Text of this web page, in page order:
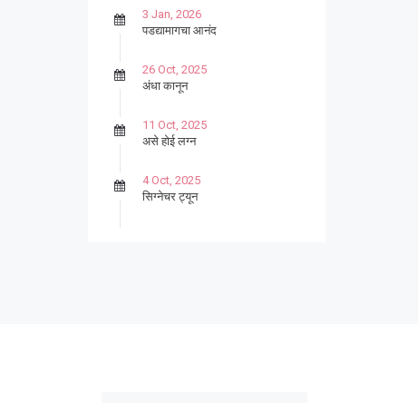
3 Jan, 2026
पडद्यामागचा आनंद
26 Oct, 2025
अंधा कानून
11 Oct, 2025
असे होई लग्न
4 Oct, 2025
सिग्नेचर ट्यून